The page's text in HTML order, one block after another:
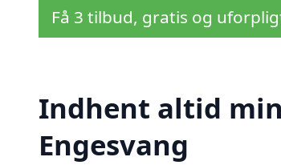
Få 3 tilbud, gratis og
Indhent altid
Engesvang